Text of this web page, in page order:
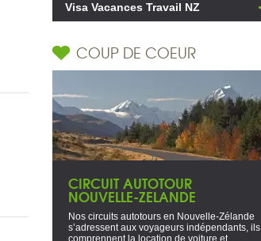
Visa Vacances Travail NZ
COUP DE COEUR
CIRCUIT AUTOTOUR
NOUVELLE-ZELANDE
Nos circuits autotours en Nouvelle-Zélande
s’adressent aux voyageurs indépendants, ils
comprennent la location de voiture et